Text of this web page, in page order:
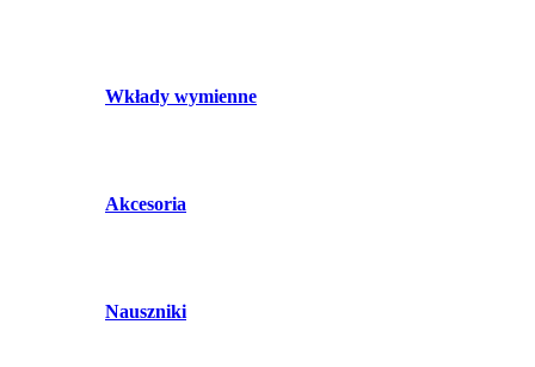
Wkłady wymienne
Akcesoria
Nauszniki